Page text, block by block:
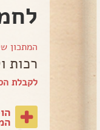
המתכון
רכות
לקבלת